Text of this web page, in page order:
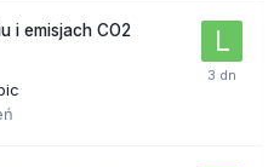
i emisjach CO2